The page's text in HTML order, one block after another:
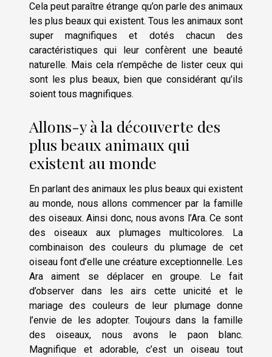
Cela peut paraître étrange qu’on parle des animaux
les plus beaux qui existent. Tous les animaux sont
super magnifiques et dotés chacun des
caractéristiques qui leur confèrent une beauté
naturelle. Mais cela n’empêche de lister ceux qui
sont les plus beaux, bien que considérant qu’ils
soient tous magnifiques.
Allons-y à la découverte des
plus beaux animaux qui
existent au monde
En parlant des animaux les plus beaux qui existent
au monde, nous allons commencer par la famille
des oiseaux. Ainsi donc, nous avons l’Ara. Ce sont
des oiseaux aux plumages multicolores. La
combinaison des couleurs du plumage de cet
oiseau font d’elle une créature exceptionnelle. Les
Ara aiment se déplacer en groupe. Le fait
d’observer dans les airs cette unicité et le
mariage des couleurs de leur plumage donne
l’envie de les adopter. Toujours dans la famille
des oiseaux, nous avons le paon blanc.
Magnifique et adorable, c’est un oiseau tout